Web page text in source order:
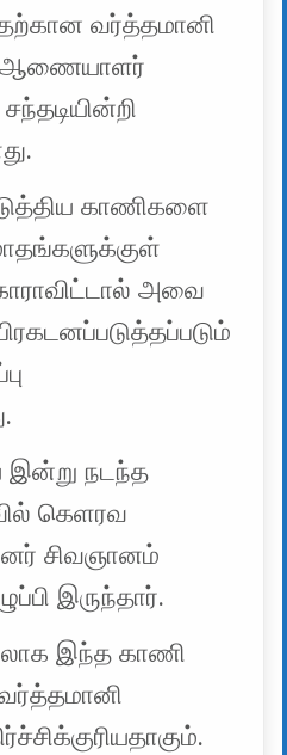
வர்த்தமானி
ஆணையாளர்
காணிகளை
அவை
இன்று நடந்த
கெளரவ
சிவஞானம்
இருந்தார்.
இந்த காணி
வர்த்தமானி